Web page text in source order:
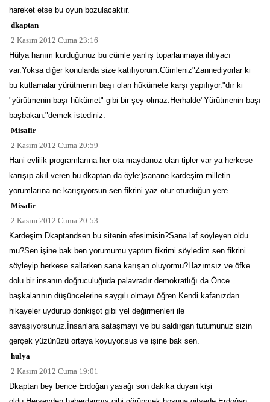
hareket etse bu oyun bozulacaktır.
dkaptan
2 Kasım 2012 Cuma 23:16
Hülya hanım kurduğunuz bu cümle yanlış toparlanmaya ihtiyacı
var.Yoksa diğer konularda size katılıyorum.Cümleniz"Zannediyorlar ki
bu kutlamalar yürütmenin başı olan hükümete karşı yapılıyor."dır ki
"yürütmenin başı hükümet" gibi bir şey olmaz.Herhalde"Yürütmenin başı
başbakan."demek istediniz.
Misafir
2 Kasım 2012 Cuma 20:59
Hani evlilik programlarına her ota maydanoz olan tipler var ya herkese
karışıp akıl veren bu dkaptan da öyle:)sanane kardeşim milletin
yorumlarına ne karışıyorsun sen fikrini yaz otur oturduğun yere.
Misafir
2 Kasım 2012 Cuma 20:53
Kardeşim Dkaptandsen bu sitenin efesimisin?Sana laf söyleyen oldu
mu?Sen işine bak ben yorumumu yaptım fikrimi söyledim sen fikrini
söyleyip herkese sallarken sana karışan oluyormu?Hazımsız ve öfke
dolu bir insanın doğruculuğuda palavradır demokratlığı da.Önce
başkalarının düşüncelerine saygılı olmayı öğren.Kendi kafanızdan
hikayeler uydurup donkişot gibi yel değirmenleri ile
savaşıyorsunuz.İnsanlara sataşmayı ve bu saldırgan tutumunuz sizin
gerçek yüzünüzü ortaya koyuyor.sus ve işine bak sen.
hulya
2 Kasım 2012 Cuma 19:01
Dkaptan bey bence Erdoğan yasağı son dakika duyan kişi